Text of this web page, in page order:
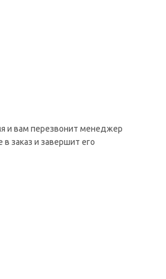
и вам перезвонит менеджер
заказ и завершит его